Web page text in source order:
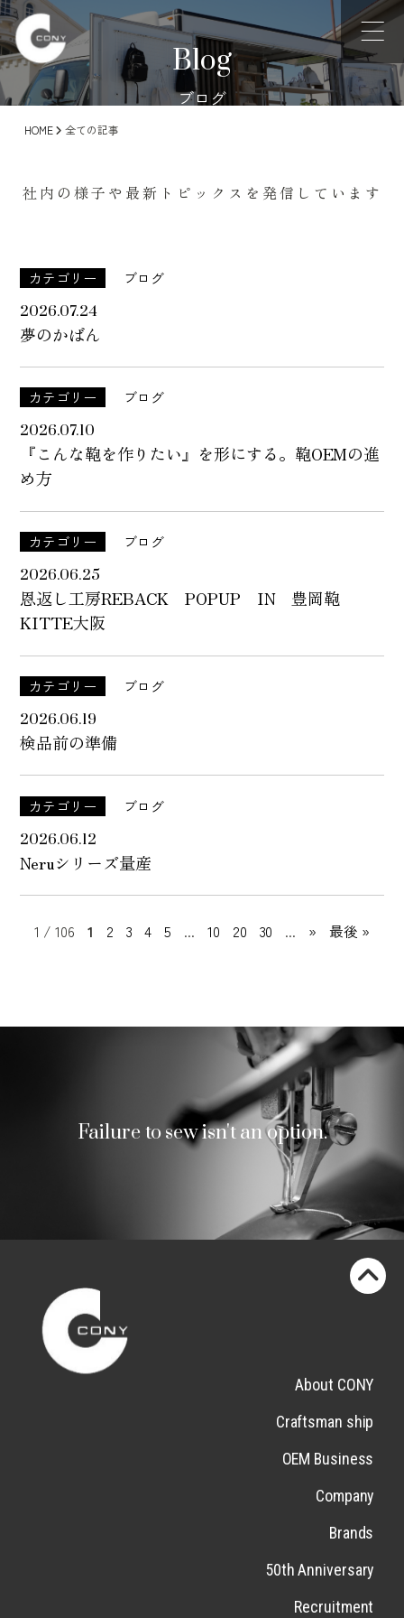
Blog
ブログ
HOME 全ての記事
社内の様子や最新トピックスを発信しています
カテゴリー ブログ
2026.07.24
夢のかばん
カテゴリー ブログ
2026.07.10
『こんな鞄を作りたい』を形にする。鞄OEMの進
め方
カテゴリー ブログ
2026.06.25
恩返し工房REBACK POPUP IN 豊岡鞄
KITTE大阪
カテゴリー ブログ
2026.06.19
検品前の準備
カテゴリー ブログ
2026.06.12
Neruシリーズ量産
1 / 106 1 2 3 4 5 ... 10 20 30 ... » 最後 »
Failure to sew isn't an option.
About CONY
Craftsman ship
OEM Business
Company
Brands
50th Anniversary
Recruitment